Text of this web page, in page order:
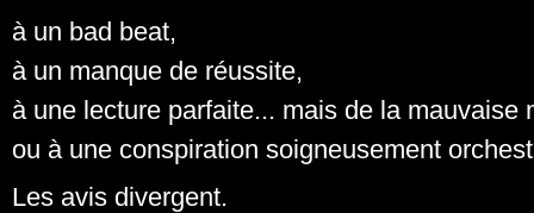
à un bad beat,
à un manque de réussite,
à une lecture parfaite... mais de la mauvaise
ou à une conspiration soigneusement
Les avis divergent.